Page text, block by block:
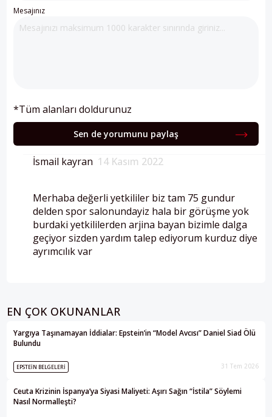
Mesajınız
*Tüm alanları doldurunuz
Sen de yorumunu paylaş
İsmail kayran 14 Kasım 2022
Merhaba değerli yetkililer biz tam 75 gundur
delden spor salonundayiz hala bir görüşme yok
burdaki yetkililerden arjina bayan bizimle dalga
geçiyor sizden yardım talep ediyorum kurduz diye
ayrımcılık var
EN ÇOK OKUNANLAR
Yargıya Taşınamayan İddialar: Epstein’in “Model Avcısı” Daniel Siad Ölü
Bulundu
EPSTEIN BELGELERI 31 Tem 2026
Ceuta Krizinin İspanya’ya Siyasi Maliyeti: Aşırı Sağın “İstila” Söylemi
Nasıl Normalleşti?